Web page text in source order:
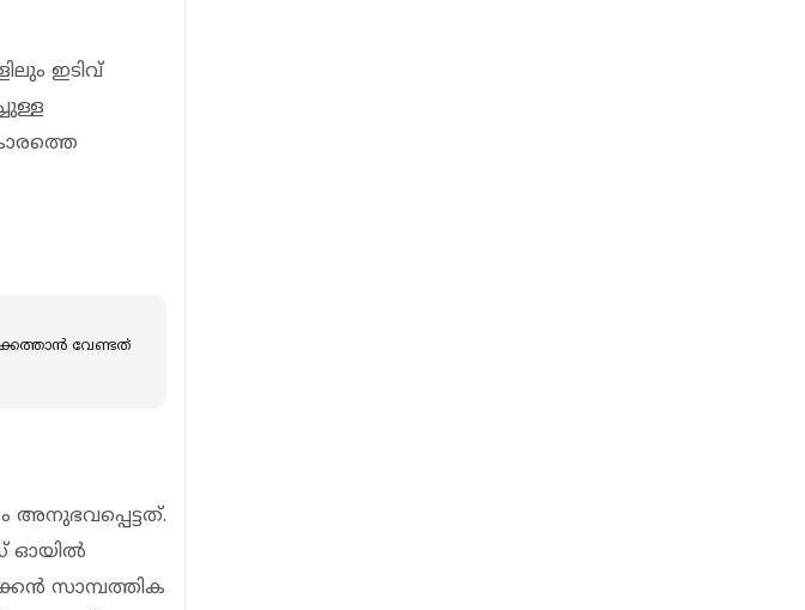
ഇടിവ്
വേണ്ടത്
അനുഭവപ്പെട്ടത്.
ഓയിൽ
സാമ്പത്തിക